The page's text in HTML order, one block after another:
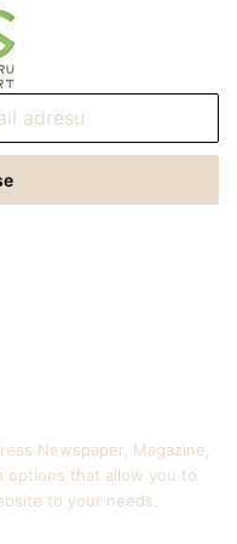
Newspaper, Magazine,
options that allow you to
to your needs.